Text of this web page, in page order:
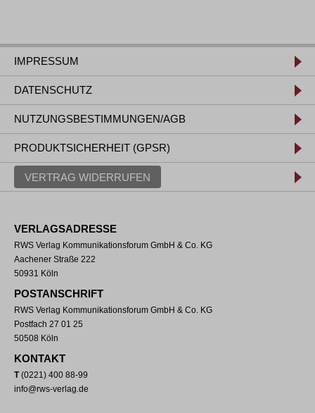
IMPRESSUM
DATENSCHUTZ
NUTZUNGSBESTIMMUNGEN/AGB
PRODUKTSICHERHEIT (GPSR)
VERTRAG WIDERRUFEN
VERLAGSADRESSE
RWS Verlag Kommunikationsforum GmbH & Co. KG
Aachener Straße 222
50931 Köln
POSTANSCHRIFT
RWS Verlag Kommunikationsforum GmbH & Co. KG
Postfach 27 01 25
50508 Köln
KONTAKT
T(0221) 400 88-99
info@rws-verlag.de